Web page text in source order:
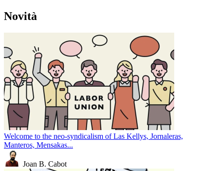
Novità
Welcome to the neo-syndicalism of Las Kellys, Jornaleras,
Manteros, Mensakas...
Joan B. Cabot